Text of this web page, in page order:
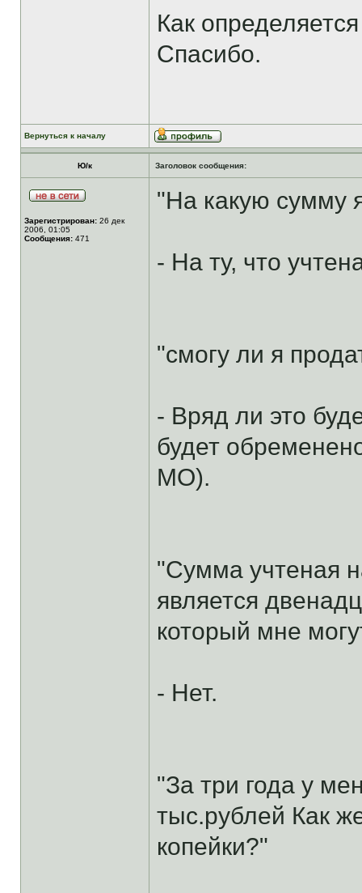
Как
Спасибо.
Вернуться к началу
Ю/к Заголовок сообщения:
Зарегистрирован: 26 дек
2006, 01:05
Сообщения: 471
"На какую сумму
- На ту, что
"смогу ли я
- Вряд ли это
будет
МО).
"Сумма учтеная
является
который мне
- Нет.
"За три года у
тыс.рублей Как
копейки?"